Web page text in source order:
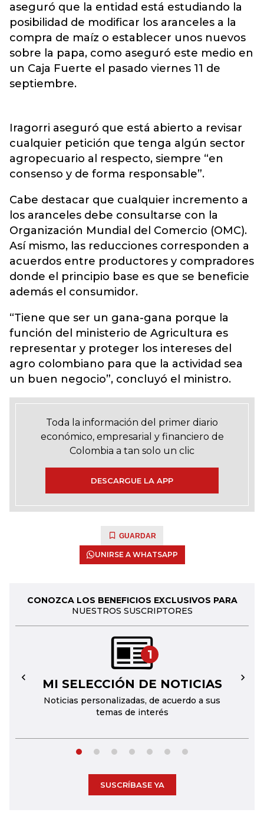
aseguró que la entidad está estudiando la
posibilidad de modificar los aranceles a la
compra de maíz o establecer unos nuevos
sobre la papa, como aseguró este medio en
un Caja Fuerte el pasado viernes 11 de
septiembre.
Iragorri aseguró que está abierto a revisar
cualquier petición que tenga algún sector
agropecuario al respecto, siempre “en
consenso y de forma responsable”.
Cabe destacar que cualquier incremento a
los aranceles debe consultarse con la
Organización Mundial del Comercio (OMC).
Así mismo, las reducciones corresponden a
acuerdos entre productores y compradores
donde el principio base es que se beneficie
además el consumidor.
“Tiene que ser un gana-gana porque la
función del ministerio de Agricultura es
representar y proteger los intereses del
agro colombiano para que la actividad sea
un buen negocio”, concluyó el ministro.
Toda la información del primer diario
económico, empresarial y financiero de
Colombia a tan solo un clic
DESCARGUE LA APP
GUARDAR
UNIRSE A WHATSAPP
CONOZCA LOS BENEFICIOS EXCLUSIVOS PARA
NUESTROS SUSCRIPTORES
1
MI SELECCIÓN DE NOTICIAS
Noticias personalizadas, de acuerdo a sus
temas de interés
← →
SUSCRÍBASE YA